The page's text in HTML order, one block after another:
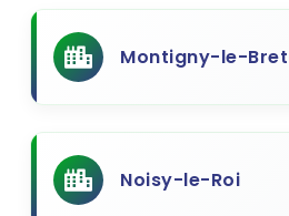
Montigny-le-
Noisy-le-Roi